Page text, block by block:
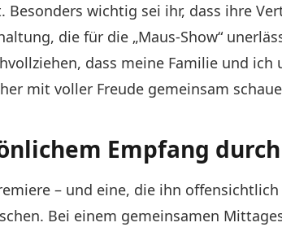
wichtig sei ihr, dass ihre
die für die „Maus-Show“
dass meine Familie und ich
mit voller Freude gemeinsam
Empfang
– und eine, die ihn
Bei einem gemeinsamen